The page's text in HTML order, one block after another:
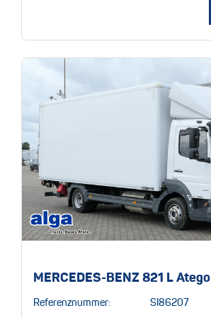
MERCEDES-BENZ 821 L Atego
Referenznummer: SI86207